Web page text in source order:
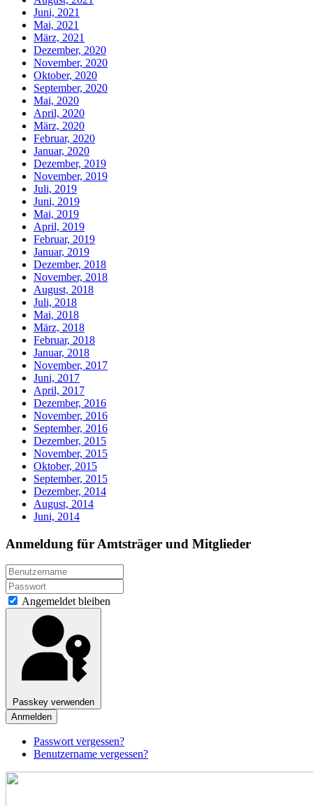
Juni, 2021
Mai, 2021
März, 2021
Dezember, 2020
November, 2020
Oktober, 2020
September, 2020
Mai, 2020
April, 2020
März, 2020
Februar, 2020
Januar, 2020
Dezember, 2019
November, 2019
Juli, 2019
Juni, 2019
Mai, 2019
April, 2019
Februar, 2019
Januar, 2019
Dezember, 2018
November, 2018
August, 2018
Juli, 2018
Mai, 2018
März, 2018
Februar, 2018
Januar, 2018
November, 2017
Juni, 2017
April, 2017
Dezember, 2016
November, 2016
September, 2016
Dezember, 2015
November, 2015
Oktober, 2015
September, 2015
Dezember, 2014
August, 2014
Juni, 2014
Anmeldung für Amtsträger und Mitglieder
Angemeldet bleiben
Passkey verwenden
Anmelden
Passwort vergessen?
Benutzername vergessen?